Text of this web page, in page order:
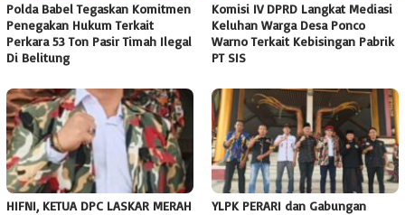
Polda Babel Tegaskan Komitmen
Penegakan Hukum Terkait
Perkara 53 Ton Pasir Timah Ilegal
Di Belitung
Komisi IV DPRD Langkat Mediasi
Keluhan Warga Desa Ponco
Warno Terkait Kebisingan Pabrik
PT SIS
HIFNI, KETUA DPC LASKAR MERAH
YLPK PERARI dan Gabungan